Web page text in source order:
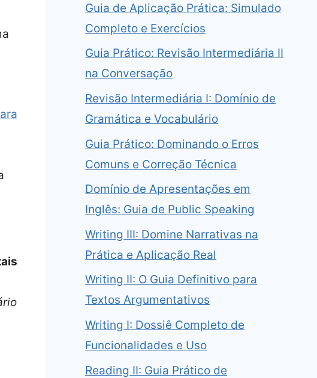
Guia de Aplicação Prática: Simulado
Completo e Exercícios
Guia Prático: Revisão Intermediária II
na Conversação
Revisão Intermediária I: Domínio de
Gramática e Vocabulário
Guia Prático: Dominando o Erros
Comuns e Correção Técnica
Domínio de Apresentações em
Inglês: Guia de Public Speaking
Writing III: Domine Narrativas na
Prática e Aplicação Real
Writing II: O Guia Definitivo para
Textos Argumentativos
Writing I: Dossiê Completo de
Funcionalidades e Uso
Reading II: Guia Prático de